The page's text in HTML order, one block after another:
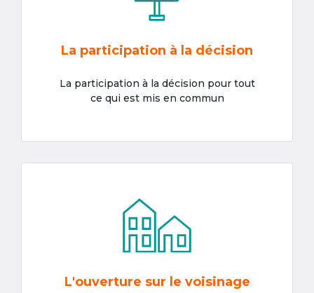
La participation à la décision
La participation à la décision pour tout
ce qui est mis en commun
L'ouverture sur le voisinage